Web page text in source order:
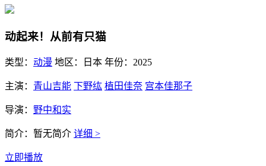
动起来！从前有只猫
类型： 动漫 地区： 日本 年份： 2025
主演： 青山吉能 下野纮 植田佳奈 宫本佳那子
导演： 野中和实
简介： 暂无简介 详细 >
立即播放